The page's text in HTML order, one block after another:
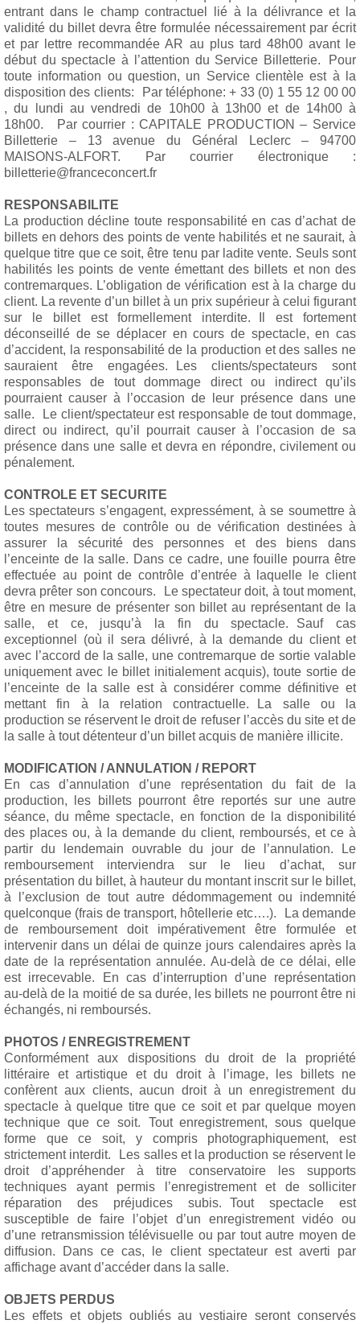
entrant dans le champ contractuel lié à la délivrance et la
validité du billet devra être formulée nécessairement par écrit
et par lettre recommandée AR au plus tard 48h00 avant le
début du spectacle à l’attention du Service Billetterie. Pour
toute information ou question, un Service clientèle est à la
disposition des clients: Par téléphone: + 33 (0) 1 55 12 00 00
, du lundi au vendredi de 10h00 à 13h00 et de 14h00 à
18h00. Par courrier : CAPITALE PRODUCTION – Service
Billetterie – 13 avenue du Général Leclerc – 94700
MAISONS-ALFORT. Par courrier électronique :
billetterie@franceconcert.fr
RESPONSABILITE
La production décline toute responsabilité en cas d’achat de
billets en dehors des points de vente habilités et ne saurait, à
quelque titre que ce soit, être tenu par ladite vente. Seuls sont
habilités les points de vente émettant des billets et non des
contremarques. L’obligation de vérification est à la charge du
client. La revente d’un billet à un prix supérieur à celui figurant
sur le billet est formellement interdite. Il est fortement
déconseillé de se déplacer en cours de spectacle, en cas
d’accident, la responsabilité de la production et des salles ne
sauraient être engagées. Les clients/spectateurs sont
responsables de tout dommage direct ou indirect qu’ils
pourraient causer à l’occasion de leur présence dans une
salle. Le client/spectateur est responsable de tout dommage,
direct ou indirect, qu’il pourrait causer à l’occasion de sa
présence dans une salle et devra en répondre, civilement ou
pénalement.
CONTROLE ET SECURITE
Les spectateurs s’engagent, expressément, à se soumettre à
toutes mesures de contrôle ou de vérification destinées à
assurer la sécurité des personnes et des biens dans
l’enceinte de la salle. Dans ce cadre, une fouille pourra être
effectuée au point de contrôle d’entrée à laquelle le client
devra prêter son concours. Le spectateur doit, à tout moment,
être en mesure de présenter son billet au représentant de la
salle, et ce, jusqu’à la fin du spectacle. Sauf cas
exceptionnel (où il sera délivré, à la demande du client et
avec l’accord de la salle, une contremarque de sortie valable
uniquement avec le billet initialement acquis), toute sortie de
l’enceinte de la salle est à considérer comme définitive et
mettant fin à la relation contractuelle. La salle ou la
production se réservent le droit de refuser l’accès du site et de
la salle à tout détenteur d’un billet acquis de manière illicite.
MODIFICATION / ANNULATION / REPORT
En cas d’annulation d’une représentation du fait de la
production, les billets pourront être reportés sur une autre
séance, du même spectacle, en fonction de la disponibilité
des places ou, à la demande du client, remboursés, et ce à
partir du lendemain ouvrable du jour de l’annulation. Le
remboursement interviendra sur le lieu d’achat, sur
présentation du billet, à hauteur du montant inscrit sur le billet,
à l’exclusion de tout autre dédommagement ou indemnité
quelconque (frais de transport, hôtellerie etc….). La demande
de remboursement doit impérativement être formulée et
intervenir dans un délai de quinze jours calendaires après la
date de la représentation annulée. Au-delà de ce délai, elle
est irrecevable. En cas d’interruption d’une représentation
au-delà de la moitié de sa durée, les billets ne pourront être ni
échangés, ni remboursés.
PHOTOS / ENREGISTREMENT
Conformément aux dispositions du droit de la propriété
littéraire et artistique et du droit à l’image, les billets ne
confèrent aux clients, aucun droit à un enregistrement du
spectacle à quelque titre que ce soit et par quelque moyen
technique que ce soit. Tout enregistrement, sous quelque
forme que ce soit, y compris photographiquement, est
strictement interdit. Les salles et la production se réservent le
droit d’appréhender à titre conservatoire les supports
techniques ayant permis l’enregistrement et de solliciter
réparation des préjudices subis. Tout spectacle est
susceptible de faire l’objet d’un enregistrement vidéo ou
d’une retransmission télévisuelle ou par tout autre moyen de
diffusion. Dans ce cas, le client spectateur est averti par
affichage avant d’accéder dans la salle.
OBJETS PERDUS
Les effets et objets oubliés au vestiaire seront conservés